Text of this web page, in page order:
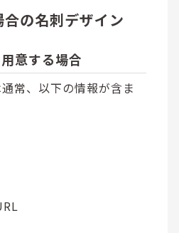
の名刺デザイン
意する場合
常、以下の情報が含ま